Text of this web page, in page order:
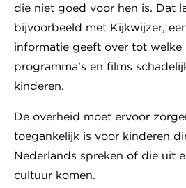
die niet goed voor hen is. Dat
bijvoorbeeld met Kijkwijzer,
informatie geeft over tot
programma’s en films
kinderen.
De overheid moet ervoor
toegankelijk is voor kinderen
Nederlands spreken of die uit
cultuur komen.